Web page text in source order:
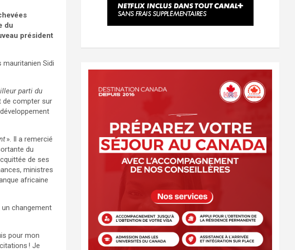
du
président
mauritanien Sidi
parti du
de compter sur
». Il a remercié
du
de ses
ministres
africaine
changement
pour mon
! Je